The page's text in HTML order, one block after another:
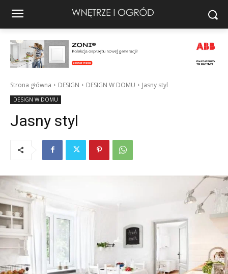
Strona główna DESIGN DESIGN W DOMU Jasny styl
DESIGN W DOMU
Jasny styl